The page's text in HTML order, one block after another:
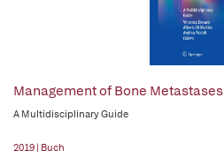
Management of Bone Metastases
A Multidisciplinary Guide
2019 | Buch